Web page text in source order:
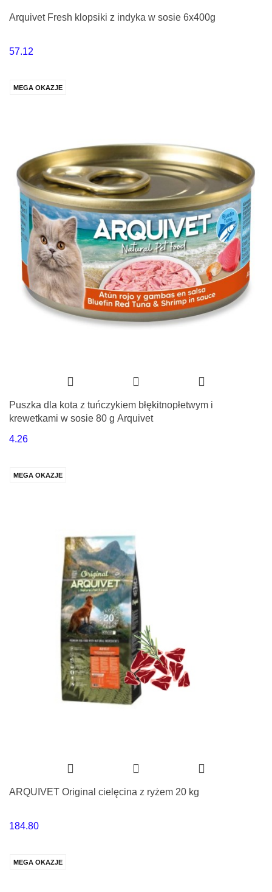
Arquivet Fresh klopsiki z indyka w sosie 6x400g
57.12
MEGA OKAZJE
Puszka dla kota z tuńczykiem błękitnopłetwym i
krewetkami w sosie 80 g Arquivet
4.26
MEGA OKAZJE
ARQUIVET Original cielęcina z ryżem 20 kg
184.80
MEGA OKAZJE